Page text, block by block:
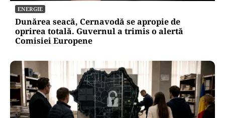
ENERGIE
Dunărea seacă, Cernavodă se apropie de
oprirea totală. Guvernul a trimis o alertă
Comisiei Europene